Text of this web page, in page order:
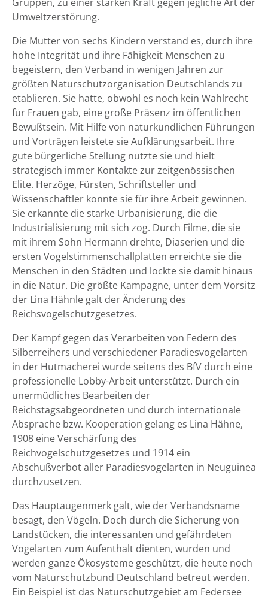
Umweltzerstörung.
Die Mutter von sechs Kindern verstand es, durch ihre
hohe Integrität und ihre Fähigkeit Menschen zu
begeistern, den Verband in wenigen Jahren zur
größten Naturschutzorganisation Deutschlands zu
etablieren. Sie hatte, obwohl es noch kein Wahlrecht
für Frauen gab, eine große Präsenz im öffentlichen
Bewußtsein. Mit Hilfe von naturkundlichen Führungen
und Vorträgen leistete sie Aufklärungsarbeit. Ihre
gute bürgerliche Stellung nutzte sie und hielt
strategisch immer Kontakte zur zeitgenössischen
Elite. Herzöge, Fürsten, Schriftsteller und
Wissenschaftler konnte sie für ihre Arbeit gewinnen.
Sie erkannte die starke Urbanisierung, die die
Industrialisierung mit sich zog. Durch Filme, die sie
mit ihrem Sohn Hermann drehte, Diaserien und die
ersten Vogelstimmenschallplatten erreichte sie die
Menschen in den Städten und lockte sie damit hinaus
in die Natur. Die größte Kampagne, unter dem Vorsitz
der Lina Hähnle galt der Änderung des
Reichsvogelschutzgesetzes.
Der Kampf gegen das Verarbeiten von Federn des
Silberreihers und verschiedener Paradiesvogelarten
in der Hutmacherei wurde seitens des BfV durch eine
professionelle Lobby-Arbeit unterstützt. Durch ein
unermüdliches Bearbeiten der
Reichstagsabgeordneten und durch internationale
Absprache bzw. Kooperation gelang es Lina Hähne,
1908 eine Verschärfung des
Reichvogelschutzgesetzes und 1914 ein
Abschußverbot aller Paradiesvogelarten in Neuguinea
durchzusetzen.
Das Hauptaugenmerk galt, wie der Verbandsname
besagt, den Vögeln. Doch durch die Sicherung von
Landstücken, die interessanten und gefährdeten
Vogelarten zum Aufenthalt dienten, wurden und
werden ganze Ökosysteme geschützt, die heute noch
vom Naturschutzbund Deutschland betreut werden.
Ein Beispiel ist das Naturschutzgebiet am Federsee